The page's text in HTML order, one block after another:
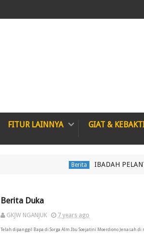
FITUR LAINNYA GIAT &
IBADAH PELANTIKAN
Berita Duka
GKJW NGANJUK 7 years ago
Telah dipanggil Bapa di Sorga Alm.Ibu Soejatini Moerdiono Jenasah di